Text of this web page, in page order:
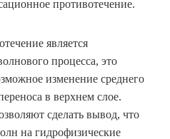
противотечение.
является
процесса, это
изменение среднего
в верхнем слое.
сделать вывод, что
на гидрофизические